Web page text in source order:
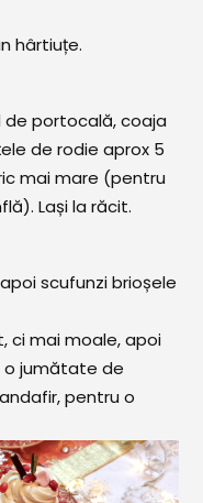
hârtiuțe.
de portocală, coaja
de rodie aprox 5
mai mare (pentru
Lași la răcit.
scufunzi brioșele
ci mai moale, apoi
o jumătate de
pentru o